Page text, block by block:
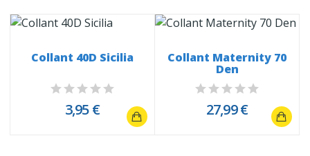
Collant 40D Sicilia
3,95 €
Collant Maternity 70
Den
27,99 €